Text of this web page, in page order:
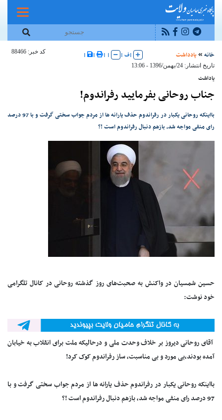
خانه یادداشت |ف |
|
|
|
|
کد خبر: 88466
تاریخ انتشار: 24/بهمن/1396 - 13:06
یاداشت
جناب روحانی بفرمایید رفراندوم!
بااینکه روحانی یکبار در رفراندوم حذف یارانه ها از مردم جواب سختی گرفت و با 97 درصد
رای منفی مواجه شد، بازهم دنبال رفراندوم است !؟
حسین شمسیان در واکنش به صحبت‌های روز گذشته روحانی در کانال تلگرامی
خود نوشت:
آقای روحانی دیروز بر خلاف وحدت ملی و درحالیکه ملت برای انقلاب به خیابان
آمده بودند،بی مورد و بی مناسبت، ساز رفراندوم کوک کرد!
بااینکه روحانی یکبار در رفراندوم حذف یارانه ها از مردم جواب سختی گرفت و با
97 درصد رای منفی مواجه شد، بازهم دنبال رفراندوم است !؟